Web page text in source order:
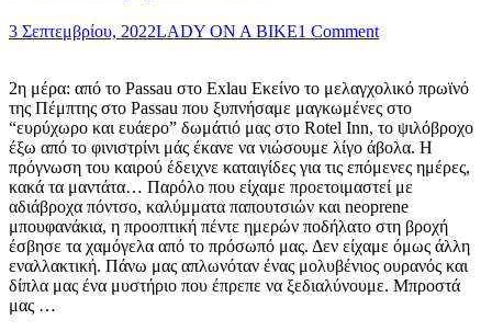
3 Σεπτεμβρίου, 2022LADY ON A BIKE1 Comment
2η μέρα: από το Passau στο Exlau Εκείνο το μελαγχολικό πρωϊνό
της Πέμπτης στο Passau που ξυπνήσαμε μαγκωμένες στο
“ευρύχωρο και ευάερο” δωμάτιό μας στο Rotel Inn, το ψιλόβροχο
έξω από το φινιστρίνι μάς έκανε να νιώσουμε λίγο άβολα. Η
πρόγνωση του καιρού έδειχνε καταιγίδες για τις επόμενες ημέρες,
κακά τα μαντάτα… Παρόλο που είχαμε προετοιμαστεί με
αδιάβροχα πόντσο, καλύμματα παπουτσιών και neoprene
μπουφανάκια, η προοπτική πέντε ημερών ποδήλατο στη βροχή
έσβησε τα χαμόγελα από το πρόσωπό μας. Δεν είχαμε όμως άλλη
εναλλακτική. Πάνω μας απλωνόταν ένας μολυβένιος ουρανός και
δίπλα μας ένα μυστήριο που έπρεπε να ξεδιαλύνουμε. Μπροστά
μας …